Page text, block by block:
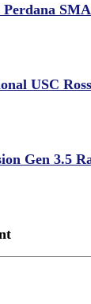
USC
Gen 3.5